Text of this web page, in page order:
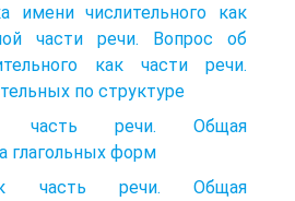
имени числительного как
части речи. Вопрос об
как части речи.
по структуре
часть речи. Общая
глагольных форм
часть речи. Общая